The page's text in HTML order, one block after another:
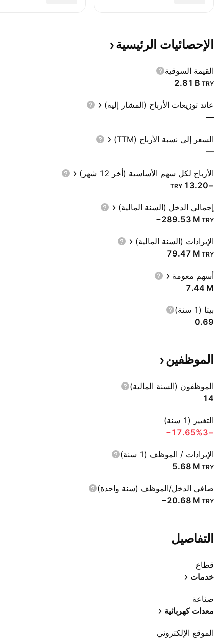
الإحصائيات الرئيسية
القيمة السوقية
‪2.81 B‬ TRY
عائد توزيعات الأرباح (المشار إليه)
—
السعر إلى نسبة الأرباح (TTM)
—
الأرباح لكل سهم الأساسية (أخر 12 شهر)
−13.20
TRY
إجمالي الدخل (السنة المالية)
‪−289.53 M‬ TRY
الإيرادات (السنة المالية)
‪79.47 M‬ TRY
أسهم معومة
‪7.44 M‬
بيتا (1 سنة)
0.69
الموظفين
الموظفون (السنة المالية)
14
التغيير (1 سنة)
−3
‪−17.65%‬
الإيرادات / الموظف (1 سنة)
‪5.68 M‬ TRY
صافي الدخل/الموظف (سنة واحدة)
‪−20.68 M‬ TRY
التفاصيل
قطاع
خدمات
صناعة
معدات كهربائية
الموقع الإلكتروني